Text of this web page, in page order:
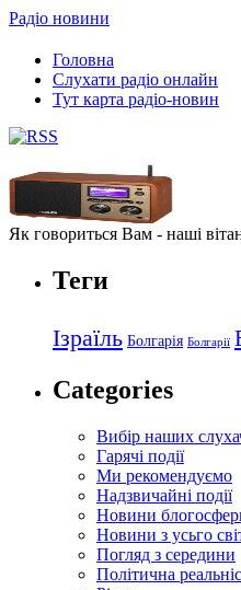
Радіо новини
Головна
Слухати радіо онлайн
Тут карта радіо-новин
Як говориться Вам - наші
Теги
Ізраїль Болгарія Болгарії
Categories
Вибір наших
Гарячі події
Ми рекомендуємо
Надзвичайні події
Новини
Новини з усьго
Погляд з середини
Політична